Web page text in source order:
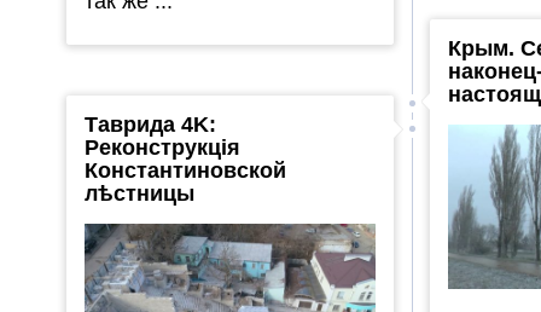
Крым.
Таврида 4K:
Реконструкція
Константиновской
лѣстницы